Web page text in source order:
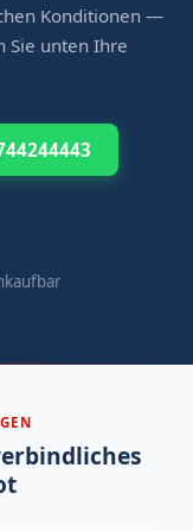
Konditionen —
Sie unten Ihre